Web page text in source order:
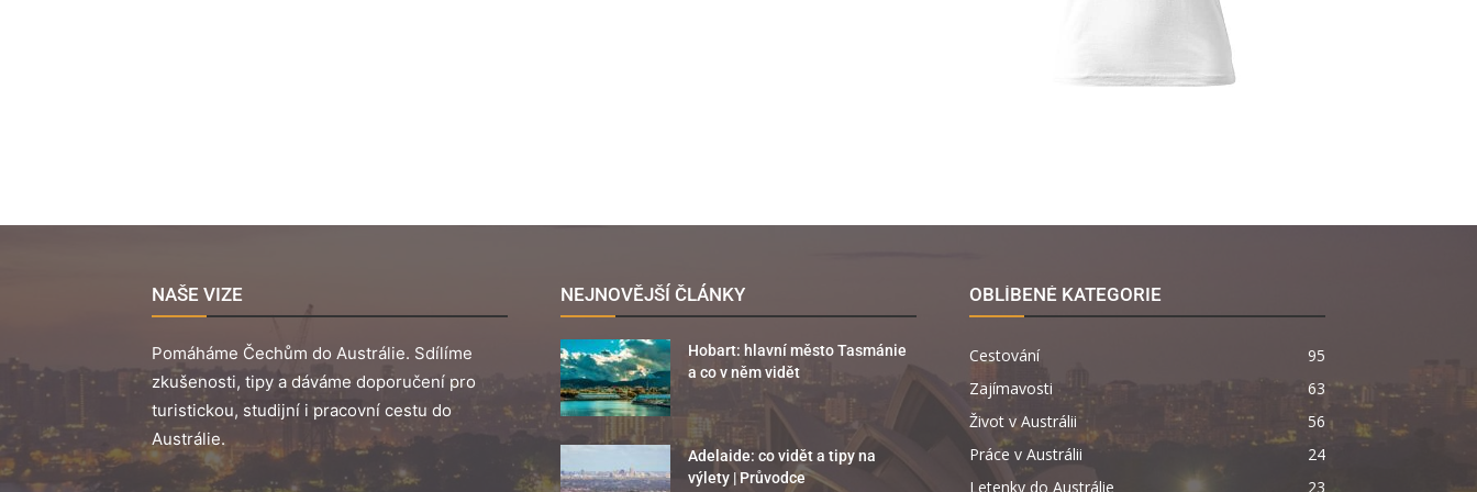
NAŠE VIZE
Pomáháme Čechům do Austrálie. Sdílíme
zkušenosti, tipy a dáváme doporučení pro
turistickou, studijní i pracovní cestu do
Austrálie.
NEJNOVĚJŠÍ ČLÁNKY
Hobart: hlavní město Tasmánie
a co v něm vidět
Adelaide: co vidět a tipy na
výlety | Průvodce
OBLÍBENÉ KATEGORIE
Cestování
95
Zajímavosti
63
Život v Austrálii
56
Práce v Austrálii
24
Letenky do Austrálie
23